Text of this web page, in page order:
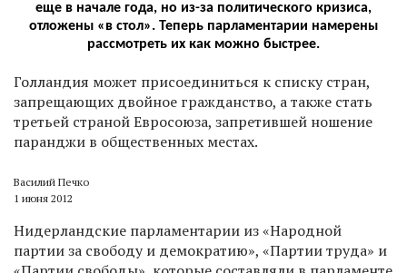
еще в начале года, но из-за политического кризиса,
отложены «в стол». Теперь парламентарии намерены
рассмотреть их как можно быстрее.
Голландия может присоединиться к списку стран,
запрещающих двойное гражданство, а также стать
третьей страной Евросоюза, запретившей ношение
паранджи в общественных местах.
Василий Печко
1 июня 2012
Нидерландские парламентарии из «Народной
партии за свободу и демократию», «Партии труда» и